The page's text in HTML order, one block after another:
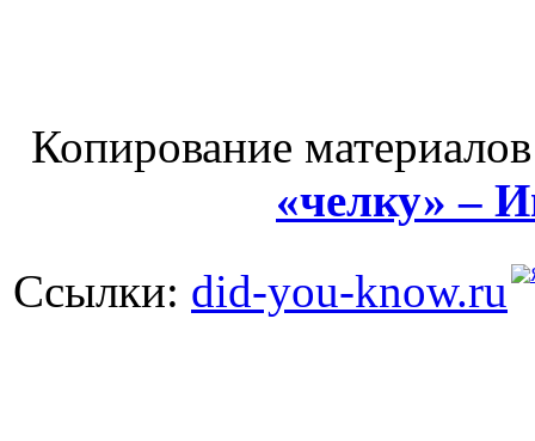
Копирование
«челку» –
Ссылки: did-you-know.ru